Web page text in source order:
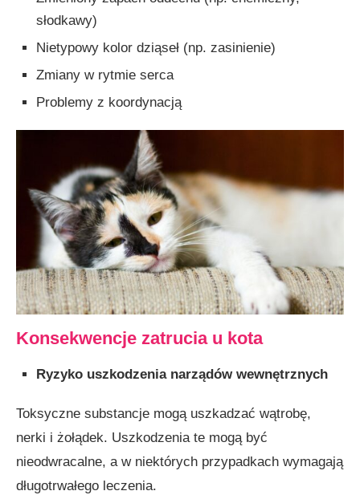
słodkawy)
Nietypowy kolor dziąseł (np. zasinienie)
Zmiany w rytmie serca
Problemy z koordynacją
Konsekwencje zatrucia u kota
Ryzyko uszkodzenia narządów wewnętrznych
Toksyczne substancje mogą uszkadzać wątrobę,
nerki i żołądek. Uszkodzenia te mogą być
nieodwracalne, a w niektórych przypadkach wymagają
długotrwałego leczenia.